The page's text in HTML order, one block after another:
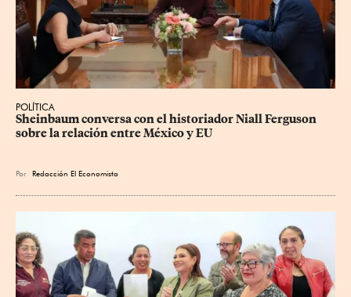
POLÍTICA
Sheinbaum conversa con el historiador Niall Ferguson
sobre la relación entre México y EU
Por Redacción El Economista